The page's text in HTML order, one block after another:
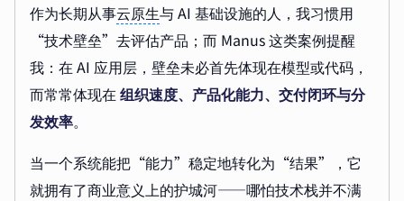
作为长期从事云原生与 AI 基础设施的人，我习惯用
“技术壁垒”去评估产品；而 Manus 这类案例提醒
我：在 AI 应用层，壁垒未必首先体现在模型或代码，
而常常体现在 组织速度、产品化能力、交付闭环与分
发效率。
当一个系统能把“能力”稳定地转化为“结果”，它
就拥有了商业意义上的护城河——哪怕技术栈并不满